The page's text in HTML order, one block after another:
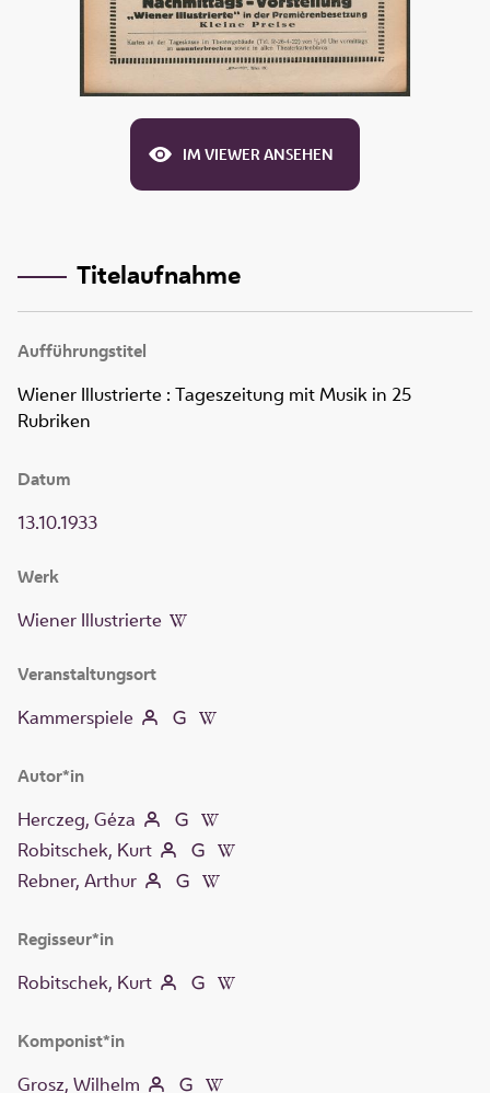
IM VIEWER ANSEHEN
Titelaufnahme
Aufführungstitel
Wiener Illustrierte : Tageszeitung mit Musik in 25
Rubriken
Autor*in
Herczeg, Géza
Robitschek, Kurt
Rebner, Arthur
Regisseur*in
Robitschek, Kurt
Komponist*in
Grosz, Wilhelm
Veranstaltungsort
Kammerspiele
Datum
13.10.1933
Werk
Wiener Illustrierte